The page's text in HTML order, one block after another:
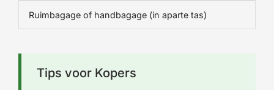
Ruimbagage of handbagage (in aparte tas)
Tips voor Kopers